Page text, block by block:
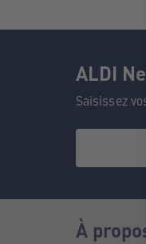
ALDI
Saisissez
À